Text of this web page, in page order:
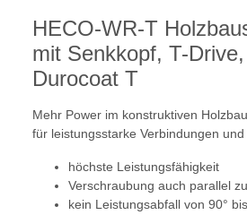
HECO-WR-T
mit Senkkopf, T-
Durocoat T
Mehr Power im konstruktiven
für leistungsstarke Verbindungen und
höchste Leistungsfähigkeit
Verschraubung auch parallel
kein Leistungsabfall von 90°